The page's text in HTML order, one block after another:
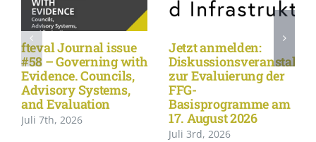
fteval Journal issue
#58 – Governing with
Evidence. Councils,
Advisory Systems,
and Evaluation
Juli 7th, 2026
Jetzt anmelden:
zur Evaluierung der
FFG-
Basisprogramme am
17. August 2026
Juli 3rd, 2026